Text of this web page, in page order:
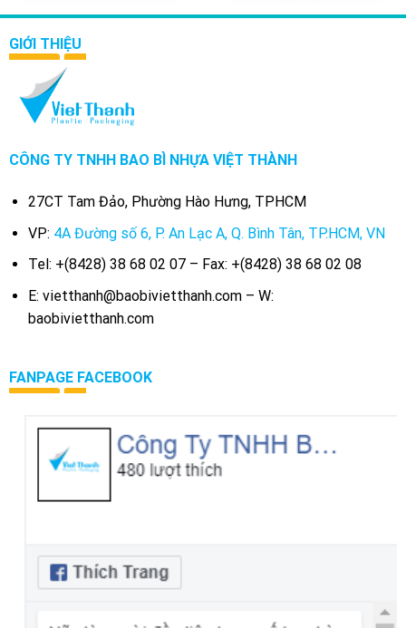
GIỚI THIỆU
CÔNG TY TNHH BAO BÌ NHỰA VIỆT THÀNH
27CT Tam Đảo, Phường Hào Hưng, TPHCM
VP: 4A Đường số 6, P. An Lạc A, Q. Bình Tân, TP.HCM, VN
Tel: +(8428) 38 68 02 07 – Fax: +(8428) 38 68 02 08
E: vietthanh@baobivietthanh.com – W:
baobivietthanh.com
FANPAGE FACEBOOK